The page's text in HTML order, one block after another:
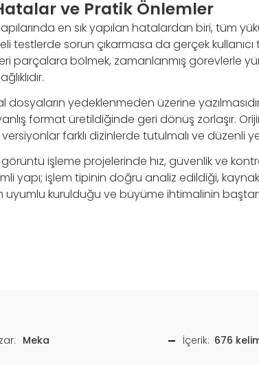
ve Pratik Önlemler
en sık yapılan hatalardan biri, tüm
testlerde sorun çıkarmasa da gerçek
parçalara bölmek, zamanlanmış görevlerle
dosyaların yedeklenmeden üzerine
format üretildiğinde geri dönüş zorlaşır.
farklı dizinlerde tutulmalı ve düzenli
işleme projelerinde hız, güvenlik ve
yapı; işlem tipinin doğru analiz edildiği,
uyumlu kurulduğu ve büyüme ihtimalinin
Meka İçerik: 676